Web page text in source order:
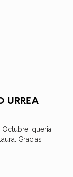
URREA
queria
Gracias